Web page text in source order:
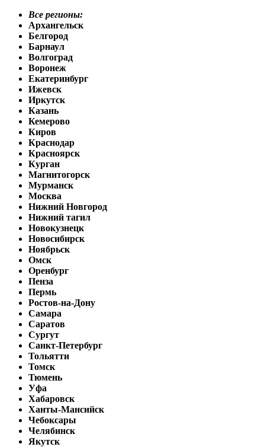
Все регионы:
Архангельск
Белгород
Барнаул
Волгоград
Воронеж
Екатеринбург
Ижевск
Иркутск
Казань
Кемерово
Киров
Краснодар
Красноярск
Курган
Магнитогорск
Мурманск
Москва
Нижний Новгород
Нижний тагил
Новокузнецк
Новосибирск
Ноябрьск
Омск
Оренбург
Пенза
Пермь
Ростов-на-Дону
Самара
Саратов
Сургут
Санкт-Петербург
Тольятти
Томск
Тюмень
Уфа
Хабаровск
Ханты-Мансийск
Чебоксары
Челябинск
Якутск